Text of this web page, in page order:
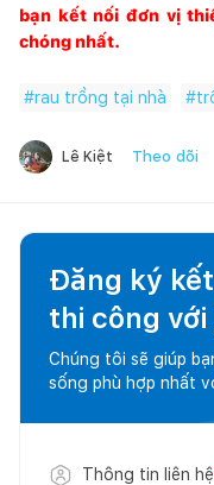
bạn kết nối đơn vị
chóng nhất.
#rau trồng tại nhà #
Lê Kiệt Theo dõi
Đăng ký
thi công với
Chúng tôi sẽ giúp
sống phù hợp nhất
Thông tin liên hệ